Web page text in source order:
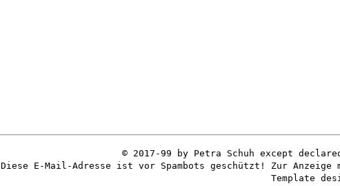
© 2017-99 by Petra Schuh except
Diese E-Mail-Adresse ist vor Spambots geschützt! Zur
Template